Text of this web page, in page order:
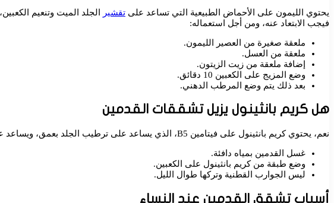
يحتوي الليمون على الأحماض الطبيعية التي تساعد على تقشير الجلد الميت وتنعيم
فيجب الابتعاد عنه، ومن أجل استعماله:
ملعقة صغيرة من العصير الليمون.
ملعقة من العسل.
إضافة ملعقة من زيت الزيتون.
وضع المزيج على الكعبين 10 دقائق.
بعد ذلك يتم وضع المرطب الدهني.
هل كريم بانثينول يزيل تشققات القدمين
نعم، يحتوي كريم بانثينول على فيتامين B5، الذي يساعد على ترطيب الجلد بعمق، ويساعد على بناء الخلايا التالفة، كما له دور في تنعيم الكعبين وإزالة التشققات بسهولة، ولاستخدامه صحيحًا يجب:
غسل القدمين بمياه دافئة.
وضع طبقة من كريم بانثينول على الكعبين.
ليس الجوارب القطنية وتركها طوال الليل.
أسباب تشقق القدمين عند النساء